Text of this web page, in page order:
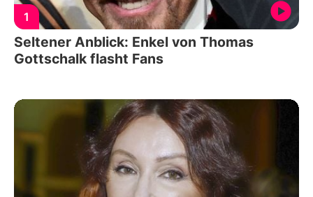
1
Seltener Anblick: Enkel von Thomas
Gottschalk flasht Fans